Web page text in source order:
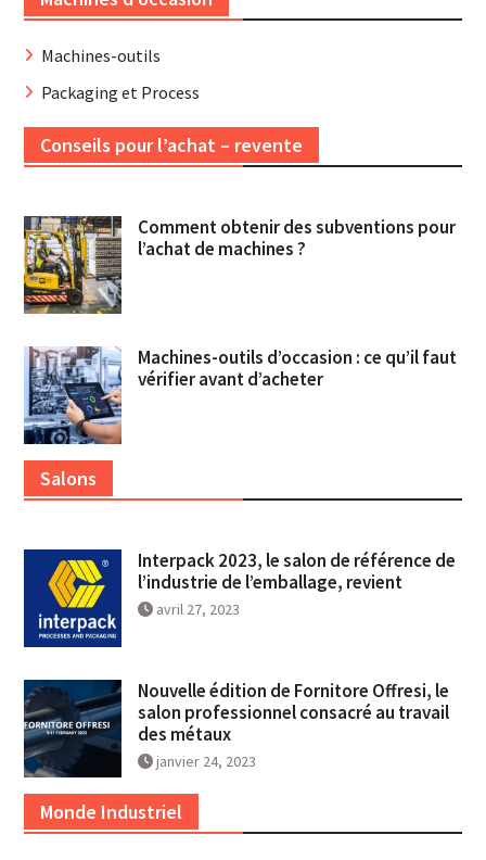
Machines-outils
Packaging et Process
Conseils pour l’achat – revente
Comment obtenir des subventions pour
l’achat de machines ?
Machines-outils d’occasion : ce qu’il faut
vérifier avant d’acheter
Salons
Interpack 2023, le salon de référence de
l’industrie de l’emballage, revient
avril 27, 2023
Nouvelle édition de Fornitore Offresi, le
salon professionnel consacré au travail
des métaux
janvier 24, 2023
Monde Industriel